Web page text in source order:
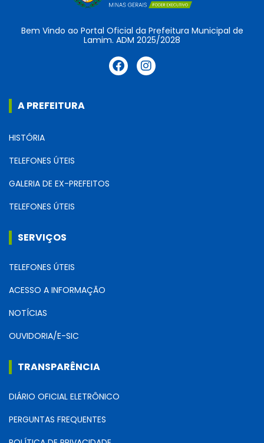
Bem Vindo ao Portal Oficial da Prefeitura Municipal de
Lamim. ADM 2025/2028
A PREFEITURA
HISTÓRIA
TELEFONES ÚTEIS
GALERIA DE EX-PREFEITOS
TELEFONES ÚTEIS
SERVIÇOS
TELEFONES ÚTEIS
ACESSO A INFORMAÇÃO
NOTÍCIAS
OUVIDORIA/E-SIC
TRANSPARÊNCIA
DIÁRIO OFICIAL ELETRÔNICO
PERGUNTAS FREQUENTES